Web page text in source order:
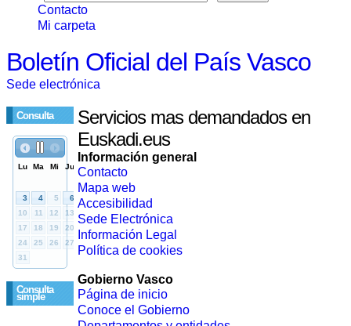
Contacto
Mi carpeta
Boletín Oficial del País Vasco
Sede electrónica
Consulta
Consulta
simple
Servicios mas demandados en
Euskadi.eus
Información general
Contacto
Mapa web
Accesibilidad
Sede Electrónica
Información Legal
Política de cookies
Gobierno Vasco
Página de inicio
Conoce el Gobierno